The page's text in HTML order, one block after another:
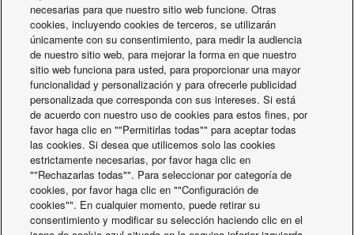
A la espera de la publicación de noticias del 2022
2022
necesarias para que nuestro sitio web funcione. Otras
cookies, incluyendo cookies de terceros, se utilizarán
únicamente con su consentimiento, para medir la audiencia
de nuestro sitio web, para mejorar la forma en que nuestro
sitio web funciona para usted, para proporcionar una mayor
funcionalidad y personalización y para ofrecerle publicidad
personalizada que corresponda con sus intereses. Si está
de acuerdo con nuestro uso de cookies para estos fines, por
favor haga clic en ""Permitirlas todas"" para aceptar todas
las cookies. Si desea que utilicemos solo las cookies
estrictamente necesarias, por favor haga clic en
""Rechazarlas todas"". Para seleccionar por categoría de
cookies, por favor haga clic en ""Configuración de
cookies"". En cualquier momento, puede retirar su
consentimiento y modificar su selección haciendo clic en el